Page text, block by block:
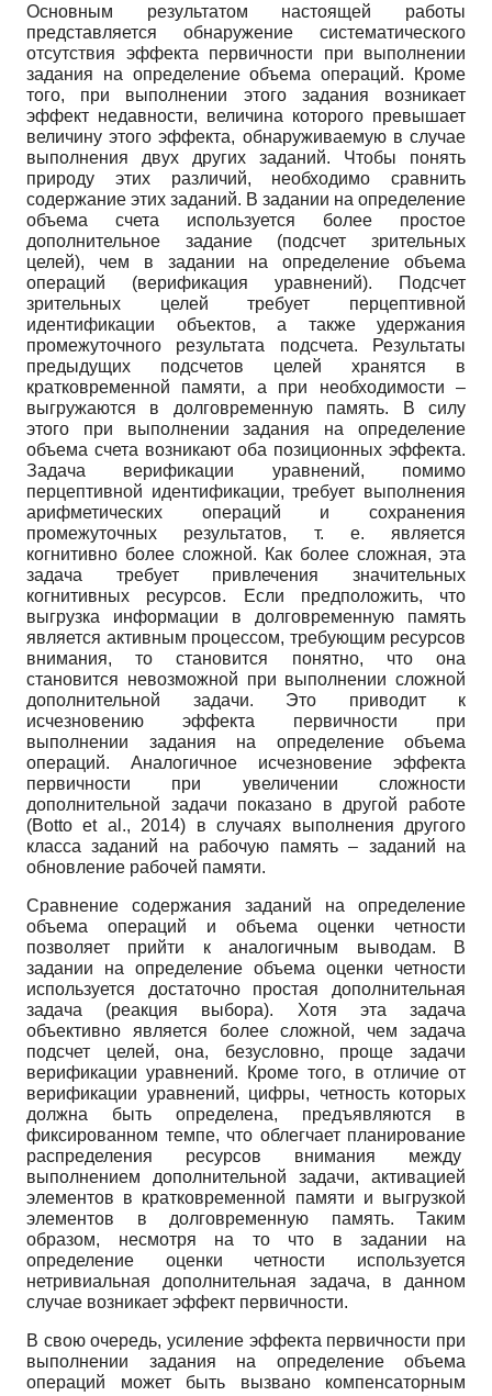
Основным результатом настоящей работы
представляется обнаружение систематического
отсутствия эффекта первичности при выполнении
задания на определение объема операций. Кроме
того, при выполнении этого задания возникает
эффект недавности, величина которого превышает
величину этого эффекта, обнаруживаемую в случае
выполнения двух других заданий. Чтобы понять
природу этих различий, необходимо сравнить
содержание этих заданий. В задании на определение
объема счета используется более простое
дополнительное задание (подсчет зрительных
целей), чем в задании на определение объема
операций (верификация уравнений). Подсчет
зрительных целей требует перцептивной
идентификации объектов, а также удержания
промежуточного результата подсчета. Результаты
предыдущих подсчетов целей хранятся в
кратковременной памяти, а при необходимости –
выгружаются в долговременную память. В силу
этого при выполнении задания на определение
объема счета возникают оба позиционных эффекта.
Задача верификации уравнений, помимо
перцептивной идентификации, требует выполнения
арифметических операций и сохранения
промежуточных результатов, т. е. является
когнитивно более сложной. Как более сложная, эта
задача требует привлечения значительных
когнитивных ресурсов. Если предположить, что
выгрузка информации в долговременную память
является активным процессом, требующим ресурсов
внимания, то становится понятно, что она
становится невозможной при выполнении сложной
дополнительной задачи. Это приводит к
исчезновению эффекта первичности при
выполнении задания на определение объема
операций. Аналогичное исчезновение эффекта
первичности при увеличении сложности
дополнительной задачи показано в другой работе
(Botto et al., 2014) в случаях выполнения другого
класса заданий на рабочую память – заданий на
обновление рабочей памяти.
Сравнение содержания заданий на определение
объема операций и объема оценки четности
позволяет прийти к аналогичным выводам. В
задании на определение объема оценки четности
используется достаточно простая дополнительная
задача (реакция выбора). Хотя эта задача
объективно является более сложной, чем задача
подсчет целей, она, безусловно, проще задачи
верификации уравнений. Кроме того, в отличие от
верификации уравнений, цифры, четность которых
должна быть определена, предъявляются в
фиксированном темпе, что облегчает планирование
распределения ресурсов внимания между
выполнением дополнительной задачи, активацией
элементов в кратковременной памяти и выгрузкой
элементов в долговременную память. Таким
образом, несмотря на то что в задании на
определение оценки четности используется
нетривиальная дополнительная задача, в данном
случае возникает эффект первичности.
В свою очередь, усиление эффекта первичности при
выполнении задания на определение объема
операций может быть вызвано компенсаторным